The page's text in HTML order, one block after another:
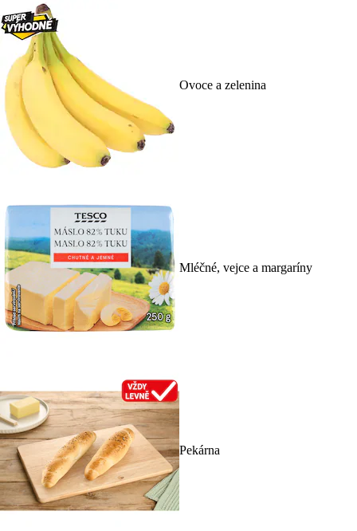
Ovoce a zelenina
Mléčné, vejce a margaríny
Pekárna